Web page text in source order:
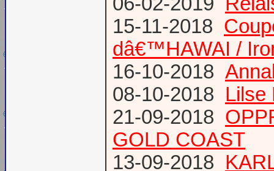
15-11-2018
dâ€™HAWAI /
16-10-2018
08-10-2018 Lilse
21-09-2018
GOLD COAST
13-09-2018